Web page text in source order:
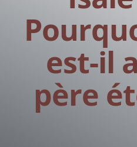
est-il
père